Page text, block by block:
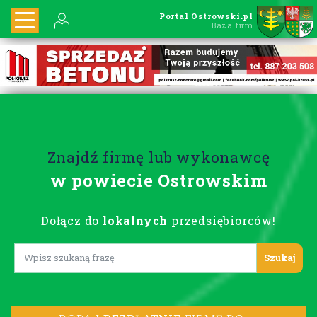
Portal Ostrowski.pl
Baza firm
Znajdź firmę lub wykonawcę
w powiecie Ostrowskim
Dołącz do lokalnych przedsiębiorców!
Lorem ipsum